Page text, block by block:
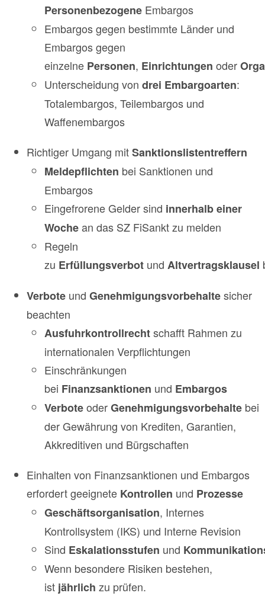
Personenbezogene Embargos
Embargos gegen bestimmte Länder und
Embargos gegen
einzelne Personen, Einrichtungen oder
Unterscheidung von drei Embargoarten:
Totalembargos, Teilembargos und
Waffenembargos
Richtiger Umgang mitSanktionslistentreffern
Meldepflichten bei Sanktionen und
Embargos
Eingefrorene Gelder sind innerhalb einer
Wochean das SZ FiSankt zu melden
Regeln
zu Erfüllungsverbot und Altvertragsklausel
Verbote und Genehmigungsvorbehaltesicher
beachten
Ausfuhrkontrollrechtschafft Rahmen zu
internationalen Verpflichtungen
Einschränkungen
bei Finanzsanktionen und Embargos
VerboteoderGenehmigungsvorbehalte bei
der Gewährung von Krediten, Garantien,
Akkreditiven und Bürgschaften
Einhalten von Finanzsanktionen und Embargos
erfordert geeignete Kontrollen und Prozesse
Geschäftsorganisation, Internes
Kontrollsystem (IKS) und Interne Revision
Sind Eskalationsstufen und
Wenn besondere Risiken bestehen,
ist jährlich zu prüfen.